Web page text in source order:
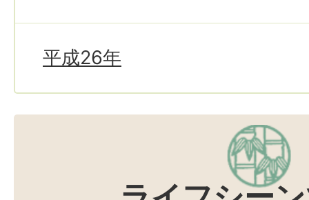
平成26年